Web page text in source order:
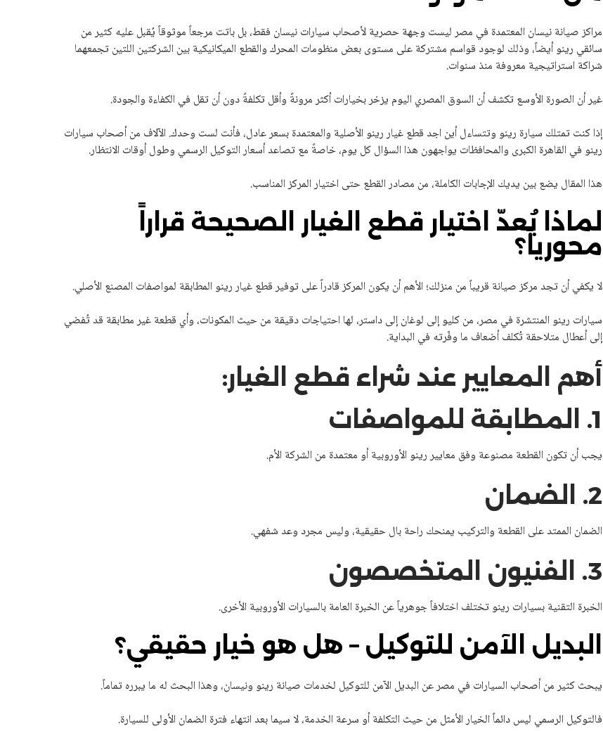
مراكز صيانة نيسان المعتمدة في مصر ليست وجهة حصرية لأصحاب سيارات نيسان فقط، بل باتت مرجعاً موثوقاً يُقبل عليه كثير من
سائقي رينو أيضاً، وذلك لوجود قواسم مشتركة على مستوى بعض منظومات المحرك والقطع الميكانيكية بين الشركتين اللتين تجمعهما
شراكة استراتيجية معروفة منذ سنوات.
غير أن الصورة الأوسع تكشف أن السوق المصري اليوم يزخر بخيارات أكثر مرونةً وأقل تكلفةً دون أن تقل في الكفاءة والجودة.
إذا كنت تمتلك سيارة رينو وتتساءل أين اجد قطع غيار رينو الأصلية والمعتمدة بسعر عادل، فأنت لست وحدك. الآلاف من أصحاب سيارات
رينو في القاهرة الكبرى والمحافظات يواجهون هذا السؤال كل يوم، خاصةً مع تصاعد أسعار التوكيل الرسمي وطول أوقات الانتظار.
هذا المقال يضع بين يديك الإجابات الكاملة، من مصادر القطع حتى اختيار المركز المناسب.
لماذا يُعدّ اختيار قطع الغيار الصحيحة قراراً
محورياً؟
لا يكفي أن تجد مركز صيانة قريباً من منزلك؛ الأهم أن يكون المركز قادراً على توفير قطع غيار رينو المطابقة لمواصفات المصنع الأصلي.
سيارات رينو المنتشرة في مصر، من كليو إلى لوغان إلى داستر، لها احتياجات دقيقة من حيث المكونات، وأي قطعة غير مطابقة قد تُفضي
إلى أعطال متلاحقة تُكلف أضعاف ما وفّرته في البداية.
أهم المعايير عند شراء قطع الغيار:
1. المطابقة للمواصفات
يجب أن تكون القطعة مصنوعة وفق معايير رينو الأوروبية أو معتمدة من الشركة الأم.
2. الضمان
الضمان الممتد على القطعة والتركيب يمنحك راحة بال حقيقية، وليس مجرد وعد شفهي.
3. الفنيون المتخصصون
الخبرة التقنية بسيارات رينو تختلف اختلافاً جوهرياً عن الخبرة العامة بالسيارات الأوروبية الأخرى.
البديل الآمن للتوكيل – هل هو خيار حقيقي؟
يبحث كثير من أصحاب السيارات في مصر عن البديل الآمن للتوكيل لخدمات صيانة رينو ونيسان، وهذا البحث له ما يبرره تماماً.
فالتوكيل الرسمي ليس دائماً الخيار الأمثل من حيث التكلفة أو سرعة الخدمة، لا سيما بعد انتهاء فترة الضمان الأولى للسيارة.